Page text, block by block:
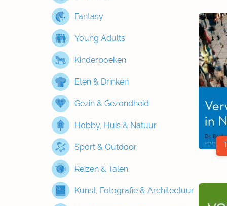
Fantasy
Young Adults
Kinderboeken
Eten & Drinken
Gezin & Gezondheid
Hobby, Huis & Natuur
Sport & Outdoor
Reizen & Talen
Kunst, Fotografie & Architectuur